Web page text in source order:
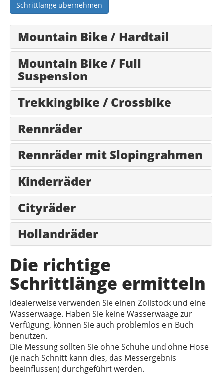
Schrittlänge übernehmen
Mountain Bike / Hardtail
Mountain Bike / Full
Suspension
Trekkingbike / Crossbike
Rennräder
Rennräder mit Slopingrahmen
Kinderräder
Cityräder
Hollandräder
Die richtige
Schrittlänge ermitteln
Idealerweise verwenden Sie einen Zollstock und eine
Wasserwaage. Haben Sie keine Wasserwaage zur
Verfügung, können Sie auch problemlos ein Buch
benutzen.
Die Messung sollten Sie ohne Schuhe und ohne Hose
(je nach Schnitt kann dies, das Messergebnis
beeinflussen) durchgeführt werden.